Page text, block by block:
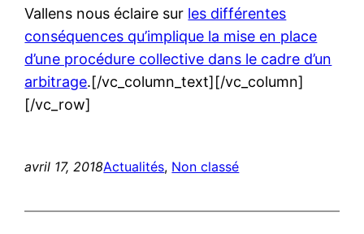
Vallens nous éclaire sur les différentes
conséquences qu’implique la mise en place
d’une procédure collective dans le cadre d’un
arbitrage.[/vc_column_text][/vc_column]
[/vc_row]
avril 17, 2018Actualités, Non classé